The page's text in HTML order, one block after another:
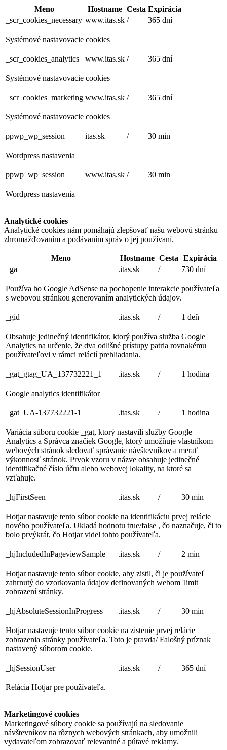
Meno Hostname Cesta Expirácia
_scr_cookies_necessary www.itas.sk / 365 dní
Systémové nastavovacie cookies
_scr_cookies_analytics www.itas.sk / 365 dní
Systémové nastavovacie cookies
_scr_cookies_marketing www.itas.sk / 365 dní
Systémové nastavovacie cookies
ppwp_wp_session itas.sk / 30 min
Wordpress nastavenia
ppwp_wp_session www.itas.sk / 30 min
Wordpress nastavenia
Analytické cookies
Analytické cookies nám pomáhajú zlepšovať našu webovú stránku
zhromažďovaním a podávaním správ o jej používaní.
Meno Hostname Cesta
Expirácia
_ga
.itas.sk / 730 dní
Používa ho Google AdSense na pochopenie interakcie používateľa
s webovou stránkou generovaním analytických údajov.
_gid .itas.sk / 1 deň
Obsahuje jedinečný identifikátor, ktorý používa služba Google
Analytics na určenie, že dva odlišné prístupy patria rovnakému
používateľovi v rámci relácií prehliadania.
_gat_gtag_UA_137732221_1 .itas.sk / 1 hodina
Google analytics identifikátor
_gat_UA-137732221-1 .itas.sk / 1 hodina
Variácia súboru cookie _gat, ktorý nastavili služby Google
Analytics a Správca značiek Google, ktorý umožňuje vlastníkom
webových stránok sledovať správanie návštevníkov a merať
výkonnosť stránok. Prvok vzoru v názve obsahuje jedinečné
identifikačné číslo účtu alebo webovej lokality, na ktoré sa
vzťahuje.
_hjFirstSeen .itas.sk / 30 min
Hotjar nastavuje tento súbor cookie na identifikáciu prvej relácie
nového používateľa. Ukladá hodnotu true/false , čo naznačuje, či to
bolo prvýkrát, čo Hotjar videl tohto používateľa.
_hjIncludedInPageviewSample .itas.sk / 2 min
Hotjar nastavuje tento súbor cookie, aby zistil, či je používateľ
zahrnutý do vzorkovania údajov definovaných webom 'limit
zobrazení stránky.
_hjAbsoluteSessionInProgress .itas.sk / 30 min
Hotjar nastavuje tento súbor cookie na zistenie prvej relácie
zobrazenia stránky používateľa. Toto je pravda/ Falošný príznak
nastavený súborom cookie.
_hjSessionUser .itas.sk / 365 dní
Relácia Hotjar pre používateľa.
Marketingové cookies
Marketingové súbory cookie sa používajú na sledovanie
návštevníkov na rôznych webových stránkach, aby umožnili
vydavateľom zobrazovať relevantné a pútavé reklamy.